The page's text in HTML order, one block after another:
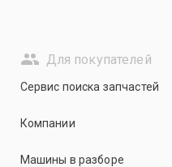
Для покупателей
Сервис поиска запчастей
Компании
Машины в разборе